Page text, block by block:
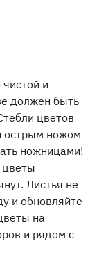
и
должен быть
цветов
острым ножом
ножницами!
цветы
Листья не
и обновляйте
на
и рядом с